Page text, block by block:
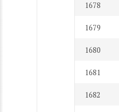
1678
1679
1680
1681
1682